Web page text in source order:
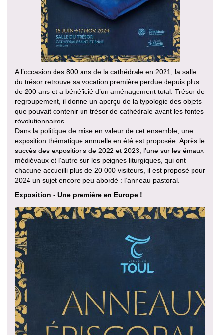
A l’occasion des 800 ans de la cathédrale en 2021, la salle
du trésor retrouve sa vocation première perdue depuis plus
de 200 ans et a bénéficié d’un aménagement total. Trésor de
regroupement, il donne un aperçu de la typologie des objets
que pouvait contenir un trésor de cathédrale avant les fontes
révolutionnaires.
Dans la politique de mise en valeur de cet ensemble, une
exposition thématique annuelle en été est proposée. Après le
succès des expositions de 2022 et 2023, l’une sur les émaux
médiévaux et l’autre sur les peignes liturgiques, qui ont
chacune accueilli plus de 20 000 visiteurs, il est proposé pour
2024 un sujet encore peu abordé : l’anneau pastoral.
Exposition - Une première en Europe !